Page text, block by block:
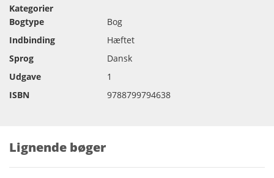
Kategorier
Bogtype
Bog
Indbinding
Hæftet
Sprog
Dansk
Udgave
1
ISBN
9788799794638
Lignende bøger